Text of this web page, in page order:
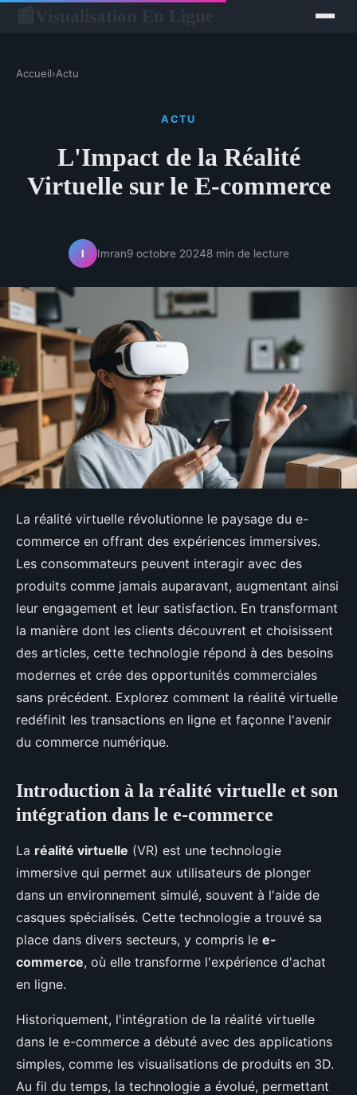
Accueil›Actu
ACTU
L'Impact de la Réalité
Virtuelle sur le E-commerce
I Imran9 octobre 20248 min de lecture
La réalité virtuelle révolutionne le paysage du e-
commerce en offrant des expériences immersives.
Les consommateurs peuvent interagir avec des
produits comme jamais auparavant, augmentant ainsi
leur engagement et leur satisfaction. En transformant
la manière dont les clients découvrent et choisissent
des articles, cette technologie répond à des besoins
modernes et crée des opportunités commerciales
sans précédent. Explorez comment la réalité virtuelle
redéfinit les transactions en ligne et façonne l'avenir
du commerce numérique.
Introduction à la réalité virtuelle et son
intégration dans le e-commerce
La réalité virtuelle (VR) est une technologie
immersive qui permet aux utilisateurs de plonger
dans un environnement simulé, souvent à l'aide de
casques spécialisés. Cette technologie a trouvé sa
place dans divers secteurs, y compris le e-
commerce, où elle transforme l'expérience d'achat
en ligne.
Historiquement, l'intégration de la réalité virtuelle
dans le e-commerce a débuté avec des applications
simples, comme les visualisations de produits en 3D.
Au fil du temps, la technologie a évolué, permettant